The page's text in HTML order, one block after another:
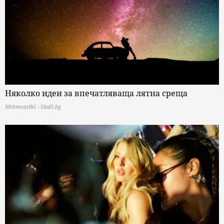
Няколко идеи за впечатляваща лятна среща
MelomanBG - Sled5.bg